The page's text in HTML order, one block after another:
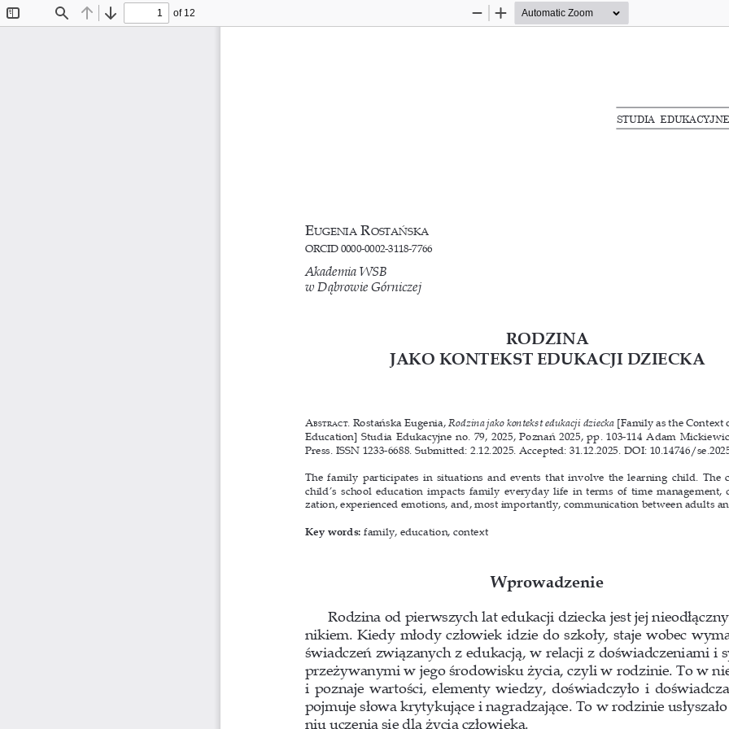
Find Previous
Next
of 12
Zoom
Zoom
STUDIA
e uGenia rostańska
ORCID 0000-0002-3118-7766
Akademia WSB
w Dąbrowie Górniczej
RODZINA
JAKO KONTEKST EDUKACJI DZIECKA
a Bstract. Rostańska Eugenia, Rodzina jako kontekst edukacji dziecka [Family as the Context
Education] Studia Edukacyjne no. 79, 2025, Poznań 2025, pp. 103-114 Adam
Press. ISSN 1233-6688. Submitted: 2.12.2025. Accepted: 31.12.2025 . DOI: 10.14746/
The family participates in situations and events that involve the learning child. The
child’s school education impacts family everyday life in terms of time management,
zation, experienced emotions, and, most importantly, communication between adults
Key words: family, education, context
Wprowadzenie
Rodzina od pierwszych lat edukacji dziecka jest jej
nikiem. Kiedy młody człowiek idzie do szkoły, staje wobec
świadczeń związanych z edukacją, w relacji z doświadczeniami i
przeżywanymi w jego środowisku życia, czyli w rodzinie. To w
i  poznaje wartości, elementy wiedzy, doświadczyło i
pojmuje słowa krytykujące i nagradzające. To w rodzinie
niu uczenia się dla życia człowieka.